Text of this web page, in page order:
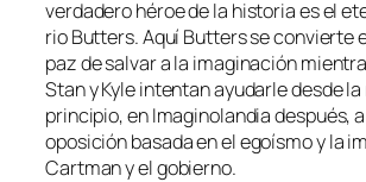
ver­da­de­ro hé­roe de la his­to­ria es el
rio Butters. Aquí Butters se con­vier­te
paz de sal­var a la ima­gi­na­ción
Stan y Kyle in­ten­tan ayu­dar­le des­de
prin­ci­pio, en Imaginolandia des­pués,
opo­si­ción ba­sa­da en el egoís­mo y la
Cartman y el gobierno.